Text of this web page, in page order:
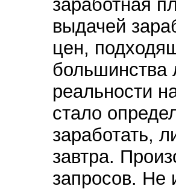
заработная
выдачей
цен,
большинства
реальности
стало
заработать,
завтра.
запросов. Не